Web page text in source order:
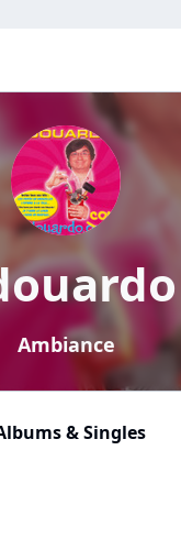
Ambiance
& Singles